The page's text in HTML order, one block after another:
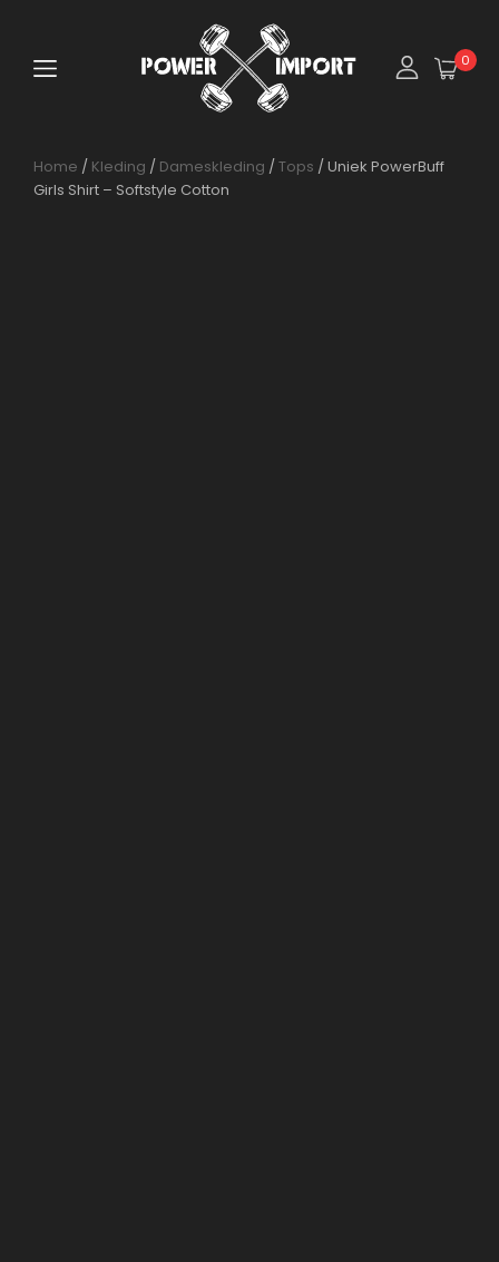
0
Home / Kleding / Dameskleding / Tops / Uniek PowerBuff
Girls Shirt – Softstyle Cotton